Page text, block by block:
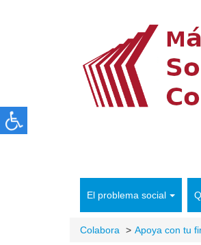
El problema social
Colabora Apoya con tu